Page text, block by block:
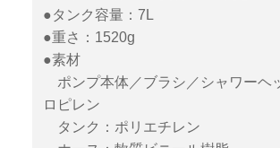
●タンク容量：7L
●重さ：1520g
●素材
ポンプ本体／ブラシ／シャワーヘ
ロピレン
タンク：ポリエチレン